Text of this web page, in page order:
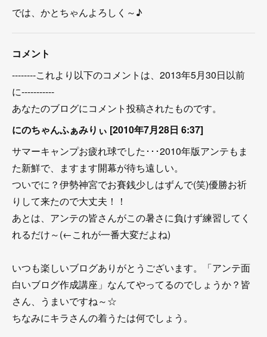
では、かとちゃんよろしく～♪
コメント
--------これより以下のコメントは、2013年5月30日以前
に-----------
あなたのブログにコメント投稿されたものです。
にのちゃんふぁみりぃ [2010年7月28日 6:37]
サマーキャンプお疲れ球でした･･･2010年版アンテもま
た新鮮で、ますます開幕が待ち遠しい。
ついでに？伊勢神宮でお賽銭少しはずんで(笑)優勝お祈
りして来たので大丈夫！！
あとは、アンテの皆さんがこの暑さに負けず練習してく
れるだけ～(←これが一番大変だよね)
いつも楽しいブログありがとうございます。「アンテ面
白いブログ作成講座」なんてやってるのでしょうか？皆
さん、うまいですね～☆
ちなみにキラさんの着うたは何でしょう。